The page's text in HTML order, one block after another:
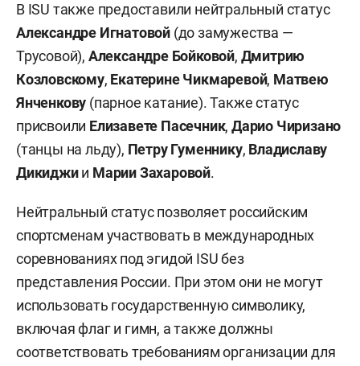
В ISU также предоставили нейтральный статус
Александре Игнатовой (до замужества —
Трусовой), Александре Бойковой, Дмитрию
Козловскому, Екатерине Чикмаревой, Матвею
Янченкову (парное катание). Также статус
присвоили Елизавете Пасечник,Дарио Чиризано
(танцы на льду), Петру Гуменнику, Владиславу
Дикиджии Марии Захаровой.
Нейтральный статус позволяет российским
спортсменам участвовать в международных
соревнованиях под эгидой ISU без
представления России. При этом они не могут
использовать государственную символику,
включая флаг и гимн, а также должны
соответствовать требованиям организации для